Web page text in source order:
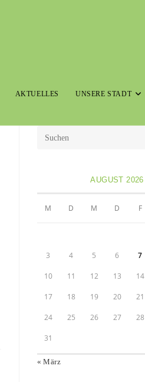
AKTUELLES UNSERE STADT
AUGUST 2026
M D M D F
3 4 5 6 7
10 11 12 13 14
17 18 19 20 21
24 25 26 27 28
31
« März